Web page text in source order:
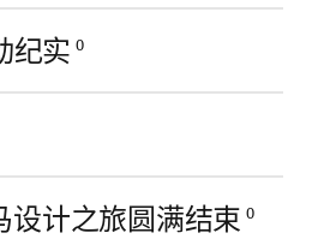
纪实 0
设计之旅圆满结束 0